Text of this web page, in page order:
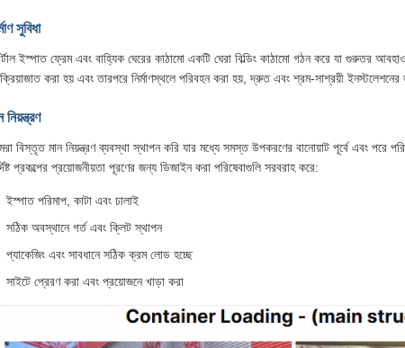
সুবিধা
ইস্পাত ফ্রেম এবং বাহ্যিক ঘেরের কাঠামো একটি ঘেরা বিল্ডিং কাঠামো গঠন করে যা গুরুতর
করা হয় এবং তারপরে নির্মাণস্থলে পরিবহন করা হয়, দ্রুত এবং শ্রম-সাশ্রয়ী ইনস্টলেশনের
নিয়ন্ত্রণ
বিস্তৃত মান নিয়ন্ত্রণ ব্যবস্থা স্থাপন করি যার মধ্যে সমস্ত উপকরণের বানোয়াট পূর্বে এবং পরে
প্রকল্পের প্রয়োজনীয়তা পূরণের জন্য ডিজাইন করা পরিষেবাগুলি সরবরাহ করে:
ইস্পাত পরিমাপ, কাটা এবং ঢালাই
সঠিক অবস্থানে গর্ত এবং ক্লিট স্থাপন
প্যাকেজিং এবং সাবধানে সঠিক ক্রম লোড হচ্ছে
সাইটে প্রেরণ করা এবং প্রয়োজনে খাড়া করা